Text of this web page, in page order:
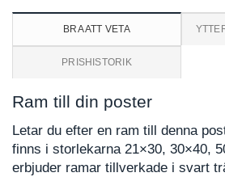
BRA ATT VETA
PRISHISTORIK
Ram till din poster
Letar du efter en ram till denna
finns i storlekarna 21×30, 30×40,
erbjuder ramar tillverkade i svart